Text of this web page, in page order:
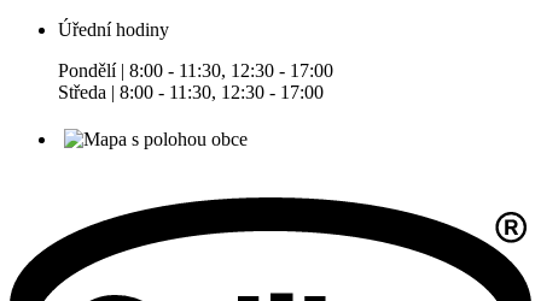
Úřední hodiny
Pondělí | 8:00 - 11:30, 12:30 - 17:00
Středa | 8:00 - 11:30, 12:30 - 17:00